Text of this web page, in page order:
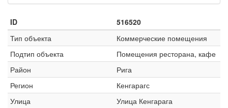
ID
516520
Тип объекта
Коммерческие помещения
Подтип объекта
Помещения ресторана, кафе
Район
Рига
Регион
Кенгарагс
Улица
Улица Кенгарага